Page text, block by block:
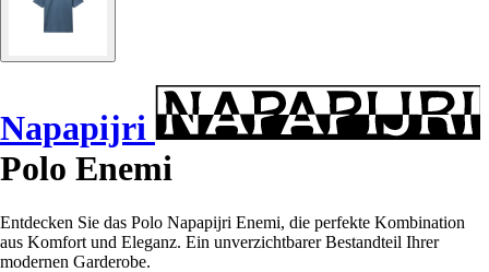
Napapijri
Polo Enemi
Entdecken Sie das Polo Napapijri Enemi, die perfekte Kombination
aus Komfort und Eleganz. Ein unverzichtbarer Bestandteil Ihrer
modernen Garderobe.